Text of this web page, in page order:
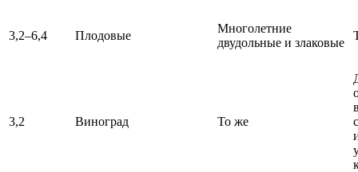
3,2–6,4 Плодовые
Многолетние
двудольные и злаковые
3,2 Виноград То же